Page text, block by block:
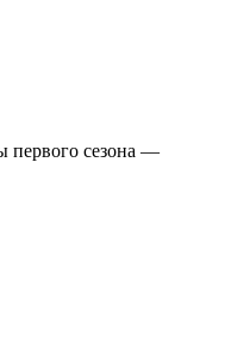
первого сезона —